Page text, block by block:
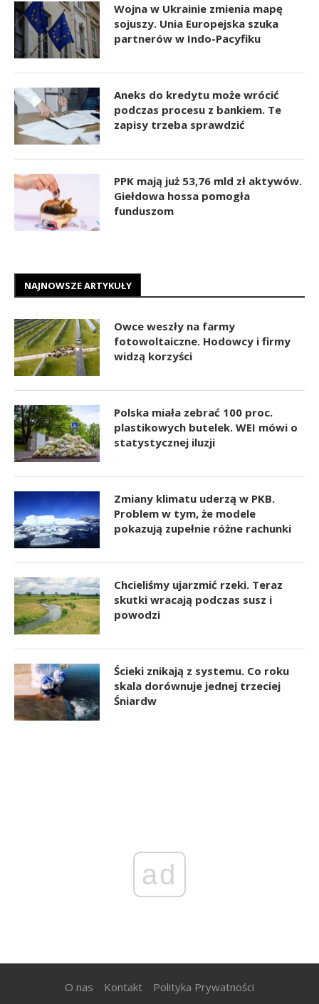
Wojna w Ukrainie zmienia mapę
sojuszy. Unia Europejska szuka
partnerów w Indo-Pacyfiku
Aneks do kredytu może wrócić
podczas procesu z bankiem. Te
zapisy trzeba sprawdzić
PPK mają już 53,76 mld zł aktywów.
Giełdowa hossa pomogła
funduszom
NAJNOWSZE ARTYKUŁY
Owce weszły na farmy
fotowoltaiczne. Hodowcy i firmy
widzą korzyści
Polska miała zebrać 100 proc.
plastikowych butelek. WEI mówi o
statystycznej iluzji
Zmiany klimatu uderzą w PKB.
Problem w tym, że modele
pokazują zupełnie różne rachunki
Chcieliśmy ujarzmić rzeki. Teraz
skutki wracają podczas susz i
powodzi
Ścieki znikają z systemu. Co roku
skala dorównuje jednej trzeciej
Śniardw
ad
O nas Kontakt Polityka Prywatności